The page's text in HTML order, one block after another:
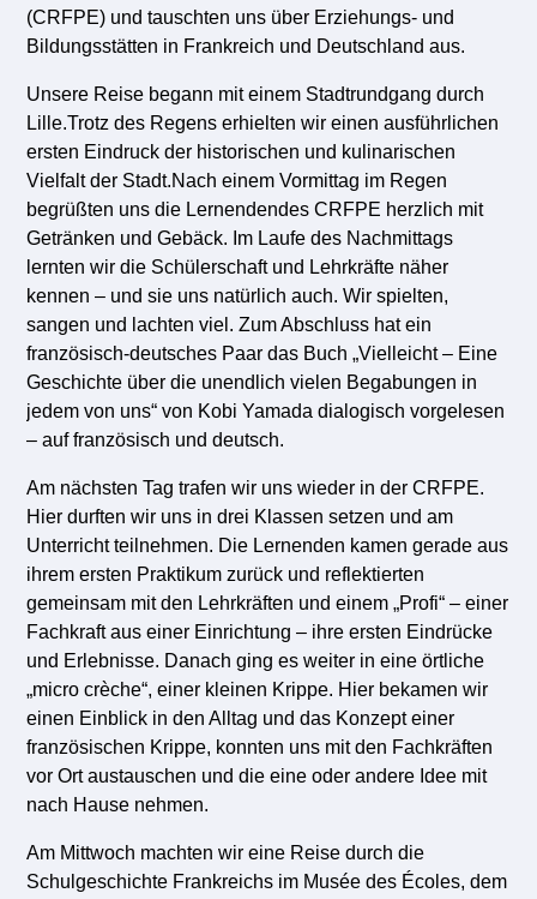
(CRFPE) und tauschten uns über Erziehungs- und
Bildungsstätten in Frankreich und Deutschland aus.
Unsere Reise begann mit einem Stadtrundgang durch
Lille.Trotz des Regens erhielten wir einen ausführlichen
ersten Eindruck der historischen und kulinarischen
Vielfalt der Stadt.Nach einem Vormittag im Regen
begrüßten uns die Lernendendes CRFPE herzlich mit
Getränken und Gebäck. Im Laufe des Nachmittags
lernten wir die Schülerschaft und Lehrkräfte näher
kennen – und sie uns natürlich auch. Wir spielten,
sangen und lachten viel. Zum Abschluss hat ein
französisch-deutsches Paar das Buch „Vielleicht – Eine
Geschichte über die unendlich vielen Begabungen in
jedem von uns“ von Kobi Yamada dialogisch vorgelesen
– auf französisch und deutsch.
Am nächsten Tag trafen wir uns wieder in der CRFPE.
Hier durften wir uns in drei Klassen setzen und am
Unterricht teilnehmen. Die Lernenden kamen gerade aus
ihrem ersten Praktikum zurück und reflektierten
gemeinsam mit den Lehrkräften und einem „Profi“ – einer
Fachkraft aus einer Einrichtung – ihre ersten Eindrücke
und Erlebnisse. Danach ging es weiter in eine örtliche
„micro crèche“, einer kleinen Krippe. Hier bekamen wir
einen Einblick in den Alltag und das Konzept einer
französischen Krippe, konnten uns mit den Fachkräften
vor Ort austauschen und die eine oder andere Idee mit
nach Hause nehmen.
Am Mittwoch machten wir eine Reise durch die
Schulgeschichte Frankreichs im Musée des Écoles, dem